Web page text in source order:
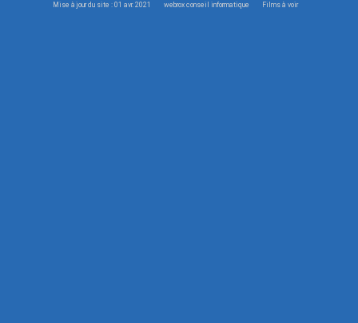
Mise à jour du site : 01 avr. 2021 webrox conseil informatique Films à voir